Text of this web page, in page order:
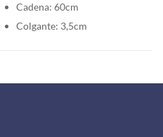
Cadena: 60cm
Colgante: 3,5cm